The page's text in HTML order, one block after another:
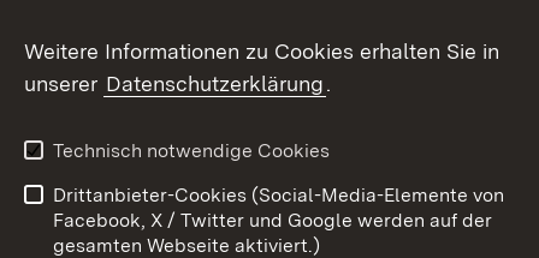
Barrierefreiheit
Benutzungshinweise
Impressum
Cookies
Weitere Informationen zu Cookies erhalten Sie in
unserer Datenschutzerklärung.
Technisch notwendige Cookies
Drittanbieter-Cookies (Social-Media-Elemente von
Facebook, X / Twitter und Google werden auf der
gesamten Webseite aktiviert.)